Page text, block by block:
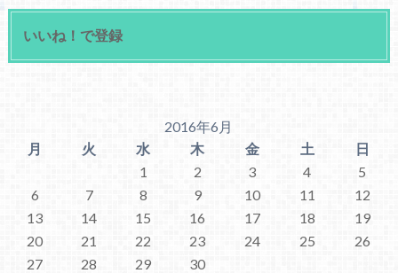
いいね！で登録
2016年6月
月
火 水 木 金 土
日
1
2 3 4
5
6
7 8 9 10 11
12
13
14 15 16 17 18
19
20
21 22 23 24 25
26
27
28 29
30